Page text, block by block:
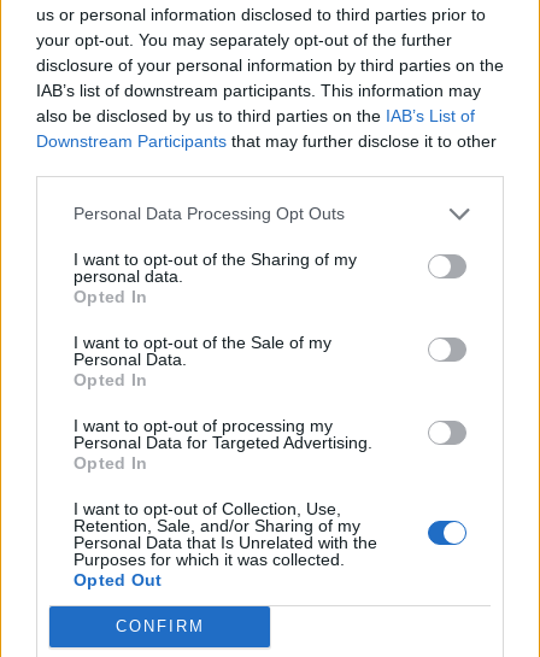
us or personal information disclosed to third parties prior to
your opt-out. You may separately opt-out of the further
disclosure of your personal information by third parties on the
IAB’s list of downstream participants. This information may
also be disclosed by us to third parties on the IAB’s List of
Downstream Participants that may further disclose it to other
Personal Data Processing Opt Outs
I want to opt-out of the Sharing of my
personal data.
Opted In
I want to opt-out of the Sale of my
Personal Data.
Opted In
I want to opt-out of processing my
Personal Data for Targeted Advertising.
Opted In
I want to opt-out of Collection, Use,
Retention, Sale, and/or Sharing of my
Personal Data that Is Unrelated with the
Purposes for which it was collected.
Opted Out
CONFIRM
Vw 1956 oval prosjekt 12 svar
Senaste inlägget avjarleb lördag 21:29 iProjekt
Puttelitens projekt Audi S2 Avant. Back
to basic. + garagefix.
900 svar
Senaste inlägget avPutteliten fredag 22:10iProjekt
med JDM inspiration.
Manta b som ska räddas (kaross eller
delar sökes)
Senaste inlägget av Tyfors torsdag 23:25 Projekt
Huggern goes big block with 427 ZL-1!
Senaste inlägget av hugger69 torsdag 23:01 Projekt
Camaro som bruksbil?!
Volkswagen split bus t1 1962 2559 svar
Senaste inlägget av Dr_snuggels torsdag 21:09
Golf Mk2 16v Turbo
Senaste inlägget av16vt4m torsdag 19:51